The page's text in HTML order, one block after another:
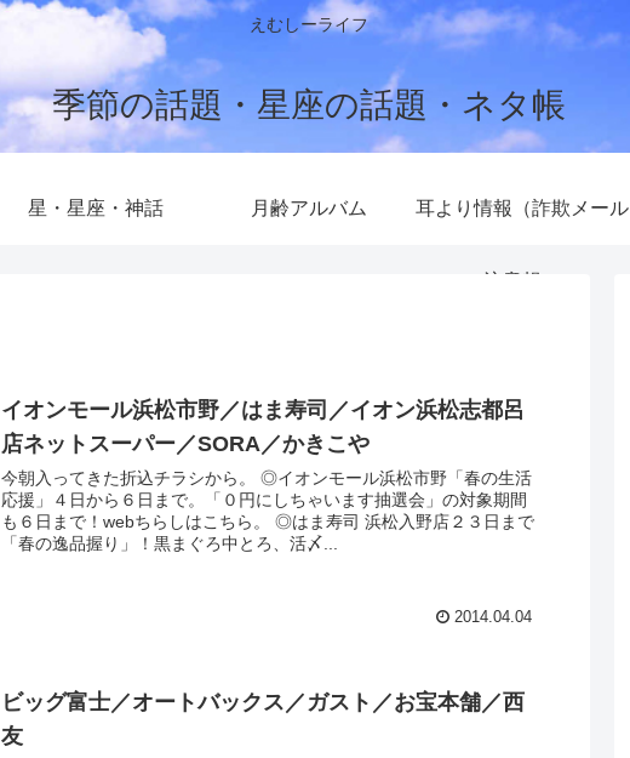
えむしーライフ
季節の話題・星座の話題・ネタ帳
星・星座・神話 月齢アルバム 耳より情報（詐欺メール
注意報）
イオンモール浜松市野／はま寿司／イオン浜松志都呂
店ネットスーパー／SORA／かきこや
今朝入ってきた折込チラシから。 ◎イオンモール浜松市野「春の生活
応援」４日から６日まで。「０円にしちゃいます抽選会」の対象期間
も６日まで！webちらしはこちら。 ◎はま寿司 浜松入野店２３日まで
「春の逸品握り」！黒まぐろ中とろ、活〆...
2014.04.04
ビッグ富士／オートバックス／ガスト／お宝本舗／西
友